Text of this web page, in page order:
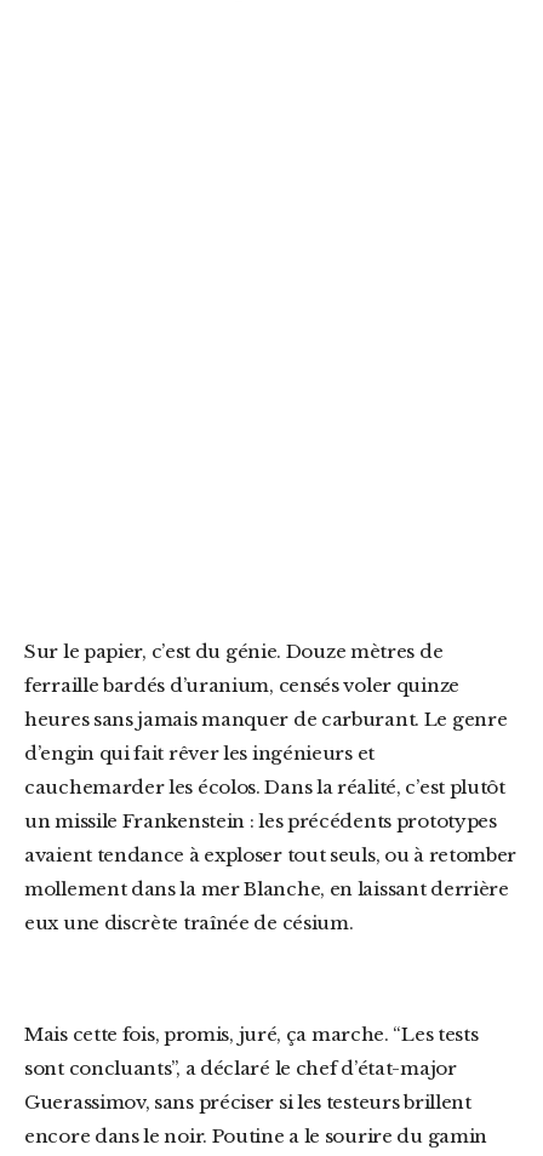
Sur le papier, c’est du génie. Douze mètres de
ferraille bardés d’uranium, censés voler quinze
heures sans jamais manquer de carburant. Le genre
d’engin qui fait rêver les ingénieurs et
cauchemarder les écolos. Dans la réalité, c’est plutôt
un missile Frankenstein : les précédents prototypes
avaient tendance à exploser tout seuls, ou à retomber
mollement dans la mer Blanche, en laissant derrière
eux une discrète traînée de césium.
Mais cette fois, promis, juré, ça marche. “Les tests
sont concluants”, a déclaré le chef d’état-major
Guerassimov, sans préciser si les testeurs brillent
encore dans le noir. Poutine a le sourire du gamin